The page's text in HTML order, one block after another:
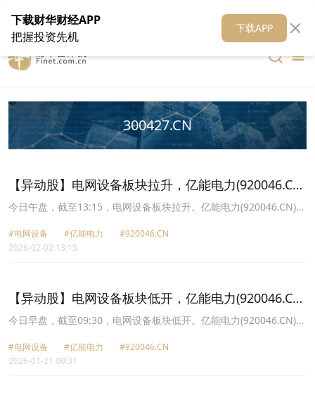
在线客服 关于我们 财华媒体矩阵 财华智库
300427.CN
【异动股】电网设备板块拉升，亿能电力(920046.CN)
涨20.17%
今日午盘，截至13:15，电网设备板块拉升。亿能电力(920046.CN)涨
靠智电(300617.CN)涨15.77%报46.91元，通光线缆(300265.CN)涨
14.48%报14.94元，新特电气(301120.CN)涨12.75%报21.23元，红
#电网设备 #亿能电力
#920046.CN
2026-02-02 13:15
【异动股】电网设备板块低开，亿能电力(920046.CN)
跌8.3%
今日早盘，截至09:30，电网设备板块低开。亿能电力(920046.CN)跌
电气(300141.CN)跌4.84%报16.92元，三变科技(002112.CN)跌
4.80%报21.8元，新特电气(301120.CN)跌4.31%报21.07元，华菱线
#电网设备 #亿能电力
#920046.CN
2026-01-21 09:31
下载财华财经APP
把握投资先机
下载APP